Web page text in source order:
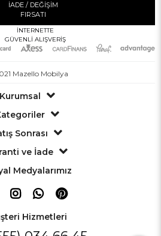
İADE / DEĞİŞİM
FIRSATI
İNTERNETTE
GÜVENLİ ALIŞVERİŞ
Mazello Mobilya
Kurumsal
Sonrası
ve İade
Medyalarımız
Hizmetleri